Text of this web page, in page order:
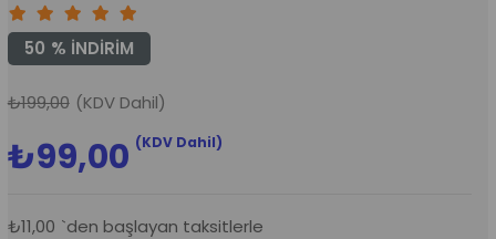
%
50 İNDIRIM
₺199,00 (KDV Dahil)
₺99,00 (KDV Dahil)
₺11,00 `den başlayan taksitlerle